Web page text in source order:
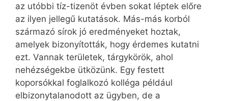
az utóbbi tíz-tizenöt évben sokat léptek előre
az ilyen jellegű kutatások. Más-más korból
származó sírok jó eredményeket hoztak,
amelyek bizonyították, hogy érdemes kutatni
ezt. Vannak területek, tárgykörök, ahol
nehézségekbe ütközünk. Egy festett
koporsókkal foglalkozó kolléga például
elbizonytalanodott az ügyben, de a